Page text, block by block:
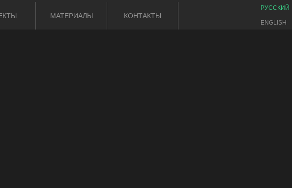
МАТЕРИАЛЫ КОНТАКТЫ
РУССКИЙ
ENGLISH